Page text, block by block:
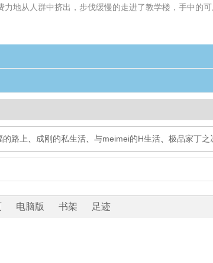
地从人群中挤出，步伐缓慢的走进了教学楼，手中的
的路上 成刚的私生活 与meimei的H生活 极品家丁之
电脑版 书架 足迹